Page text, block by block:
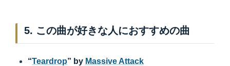
5. この曲が好きな人におすすめの曲
“Teardrop” by Massive Attack